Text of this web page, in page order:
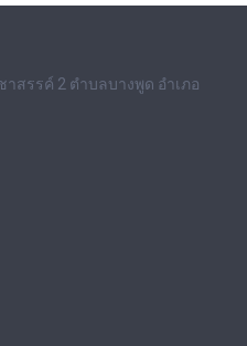
สรรค์ 2 ตำบลบางพูด อำเภอ